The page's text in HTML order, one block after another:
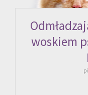
woskiem